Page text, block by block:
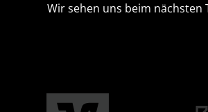
Wir sehen uns beim nächsten